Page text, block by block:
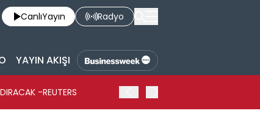
CanlıYayın Radyo
YAYIN AKIŞI
-REUTERS